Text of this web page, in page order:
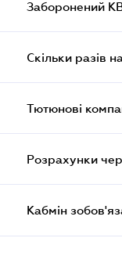
Заборонений
Скільки разів
Тютюнові
Розрахунки
Кабмін